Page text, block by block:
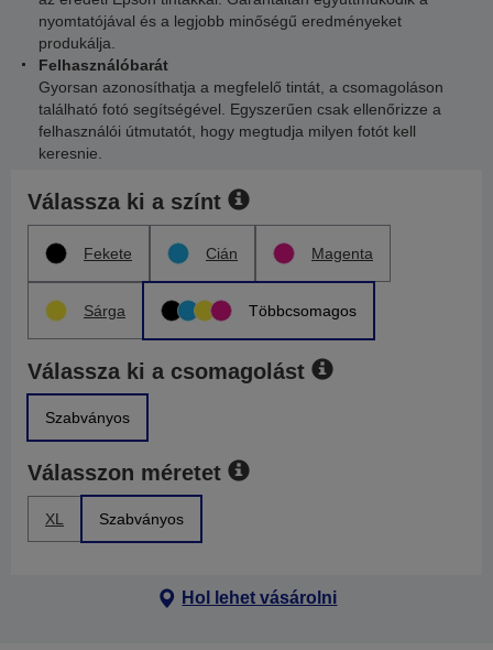
nyomtatójával és a legjobb minőségű eredményeket
produkálja.
Felhasználóbarát
Gyorsan azonosíthatja a megfelelő tintát, a csomagoláson
található fotó segítségével. Egyszerűen csak ellenőrizze a
felhasználói útmutatót, hogy megtudja milyen fotót kell
keresnie.
Válassza ki a színt
Fekete Cián Magenta
Sárga Többcsomagos
Válassza ki a csomagolást
Szabványos
Válasszon méretet
XL Szabványos
Hol lehet vásárolni